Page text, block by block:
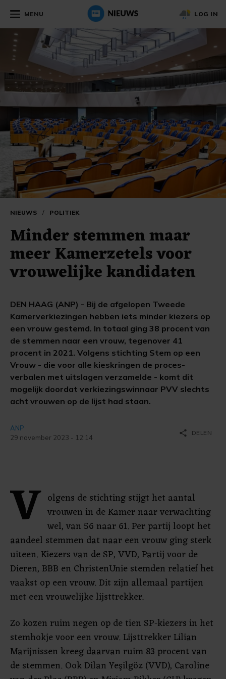
MENU LOG IN
NIEUWS / POLITIEK
Minder stemmen maar
meer Kamerzetels voor
vrouwelijke kandidaten
DEN HAAG (ANP) - Bij de afgelopen Tweede
Kamerverkiezingen hebben iets minder kiezers op
een vrouw gestemd. In totaal ging 38 procent van
de stemmen naar een vrouw, tegenover 41
procent in 2021. Volgens stichting Stem op een
Vrouw - die voor alle kieskringen de proces-
verbalen met uitslagen verzamelde - komt dit
mogelijk doordat verkiezingswinnaar PVV slechts
acht vrouwen op de lijst had staan.
ANP
29 november 2023 - 12:14
share DELEN
V olgens de stichting stijgt het aantal
vrouwen in de Kamer naar verwachting
wel, van 56 naar 61. Per partij loopt het
aandeel stemmen dat naar een vrouw ging sterk
uiteen. Kiezers van de SP, VVD, Partij voor de
Dieren, BBB en ChristenUnie stemden relatief het
vaakst op een vrouw. Dit zijn allemaal partijen
met een vrouwelijke lijsttrekker.
Zo kozen ruim negen op de tien SP-kiezers in het
stemhokje voor een vrouw. Lijsttrekker Lilian
Marijnissen kreeg daarvan ruim 83 procent van
de stemmen. Ook Dilan Yeşilgöz (VVD), Caroline